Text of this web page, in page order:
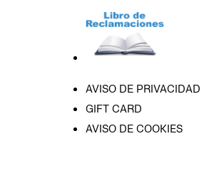
AVISO DE PRIVACIDAD
GIFT CARD
AVISO DE COOKIES